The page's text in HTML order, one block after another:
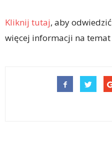
Kliknij tutaj, aby
więcej informacji na